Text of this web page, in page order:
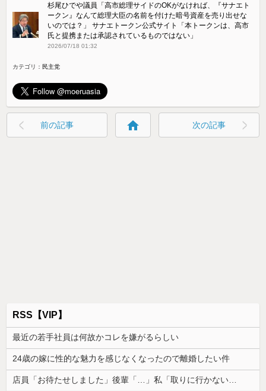
杉尾ひでや議員「高市総理サイドのOKがなければ、『サナエト
ークン』なんて総理大臣の名前を付けた暗号資産を売り出せな
いのでは？」 サナエトークン公式サイト「本トークンは、高市
氏と提携または承認されているものではない」
2026/07/18 01:32
カテゴリ： 民主党
前の記事 home 次の記事
RSS【VIP】
最近の若手社員は何故かコレを嫌がるらしい
24歳の嫁に性的な魅力を感じなくなったので離婚したい件